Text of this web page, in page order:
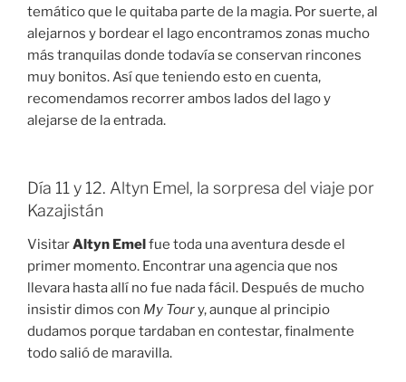
temático que le quitaba parte de la magia. Por suerte, al
alejarnos y bordear el lago encontramos zonas mucho
más tranquilas donde todavía se conservan rincones
muy bonitos. Así que teniendo esto en cuenta,
recomendamos recorrer ambos lados del lago y
alejarse de la entrada.
Día 11 y 12. Altyn Emel, la sorpresa del viaje por
Kazajistán
VisitarAltyn Emelfue toda una aventura desde el
primer momento. Encontrar una agencia que nos
llevara hasta allí no fue nada fácil. Después de mucho
insistir dimos con My Toury, aunque al principio
dudamos porque tardaban en contestar, finalmente
todo salió de maravilla.